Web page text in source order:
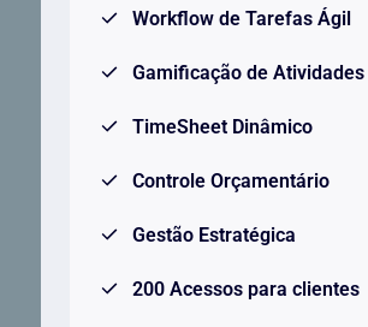
Workflow de Tarefas Ágil
Gamificação de Atividades
TimeSheet Dinâmico
Controle Orçamentário
Gestão Estratégica
200 Acessos para clientes